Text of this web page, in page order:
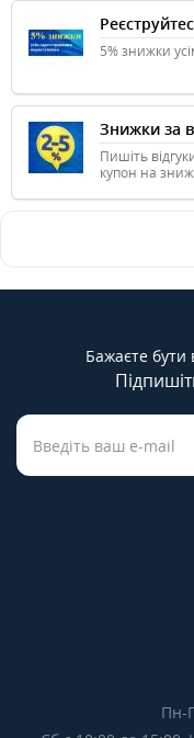
5% знижки
Знижки за
Пишіть
купон на
Бажаєте бути
Пн-